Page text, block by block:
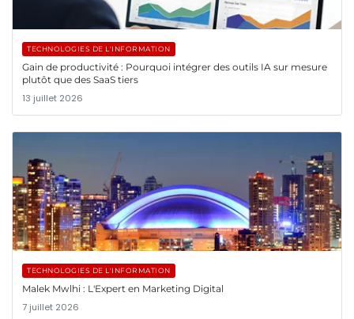
TECHNOLOGIES DE L'INFORMATION
Gain de productivité : Pourquoi intégrer des outils IA sur mesure
plutôt que des SaaS tiers
13 juillet 2026
TECHNOLOGIES DE L'INFORMATION
Malek Mwlhi : L'Expert en Marketing Digital
7 juillet 2026